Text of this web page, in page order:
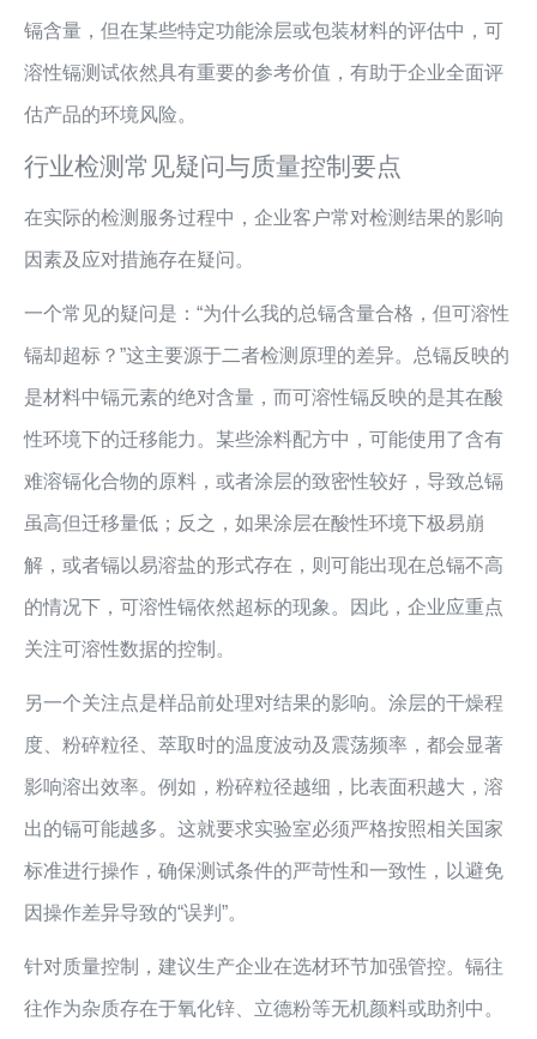
镉含量，但在某些特定功能涂层或包装材料的评估中，可
溶性镉测试依然具有重要的参考价值，有助于企业全面评
估产品的环境风险。
行业检测常见疑问与质量控制要点
在实际的检测服务过程中，企业客户常对检测结果的影响
因素及应对措施存在疑问。
一个常见的疑问是：“为什么我的总镉含量合格，但可溶性
镉却超标？”这主要源于二者检测原理的差异。总镉反映的
是材料中镉元素的绝对含量，而可溶性镉反映的是其在酸
性环境下的迁移能力。某些涂料配方中，可能使用了含有
难溶镉化合物的原料，或者涂层的致密性较好，导致总镉
虽高但迁移量低；反之，如果涂层在酸性环境下极易崩
解，或者镉以易溶盐的形式存在，则可能出现在总镉不高
的情况下，可溶性镉依然超标的现象。因此，企业应重点
关注可溶性数据的控制。
另一个关注点是样品前处理对结果的影响。涂层的干燥程
度、粉碎粒径、萃取时的温度波动及震荡频率，都会显著
影响溶出效率。例如，粉碎粒径越细，比表面积越大，溶
出的镉可能越多。这就要求实验室必须严格按照相关国家
标准进行操作，确保测试条件的严苛性和一致性，以避免
因操作差异导致的“误判”。
针对质量控制，建议生产企业在选材环节加强管控。镉往
往作为杂质存在于氧化锌、立德粉等无机颜料或助剂中。